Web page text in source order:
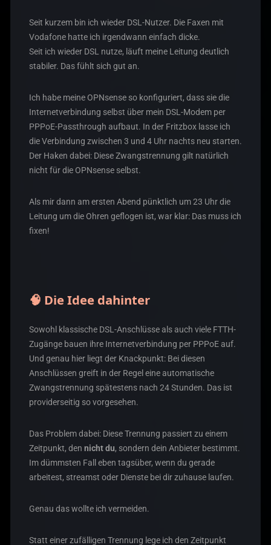
Seit kurzem bin ich wieder DSL-Nutzer. Die Faxen mit
Vodafone hatte ich irgendwann einfach dicke.
Seit ich wieder DSL nutze, läuft meine Leitung deutlich
stabiler. Das fühlt sich gut an.
Ich habe meine OPNsense so konfiguriert, dass sie die
Internetverbindung selbst über mein DSL-Modem per
PPPoE-Passthrough aufbaut. In der Fritzbox lasse ich
die Verbindung zwischen 3 und 4 Uhr nachts neu starten.
Der Haken dabei: Diese Zwangstrennung gilt natürlich
nicht für die OPNsense selbst.
Als mir dann am ersten Abend pünktlich um 23 Uhr die
Leitung um die Ohren geflogen ist, war klar: Das muss ich
fixen!
🧠 Die Idee dahinter
Sowohl klassische DSL-Anschlüsse als auch viele FTTH-
Zugänge bauen ihre Internetverbindung per PPPoE auf.
Und genau hier liegt der Knackpunkt: Bei diesen
Anschlüssen greift in der Regel eine automatische
Zwangstrennung spätestens nach 24 Stunden. Das ist
providerseitig so vorgesehen.
Das Problem dabei: Diese Trennung passiert zu einem
Zeitpunkt, den nicht du, sondern dein Anbieter bestimmt.
Im dümmsten Fall eben tagsüber, wenn du gerade
arbeitest, streamst oder Dienste bei dir zuhause laufen.
Genau das wollte ich vermeiden.
Statt einer zufälligen Trennung lege ich den Zeitpunkt